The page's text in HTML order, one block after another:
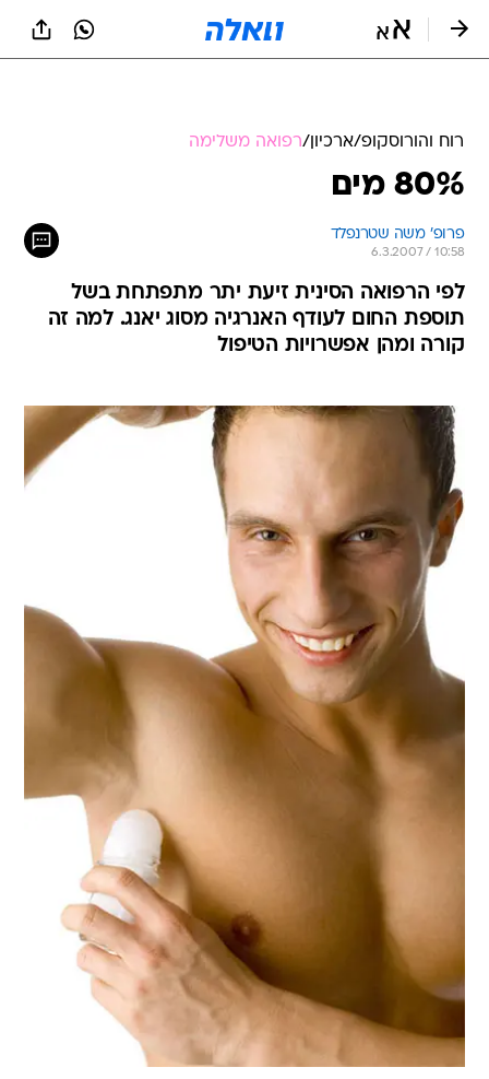
רוח והורוסקופ/ארכיון/רפואה משלימה
80% מים
פרופ' משה שטרנפלד
6.3.2007 / 10:58
לפי הרפואה הסינית זיעת יתר מתפתחת בשל
תוספת החום לעודף האנרגיה מסוג יאנג. למה זה
קורה ומהן אפשרויות הטיפול